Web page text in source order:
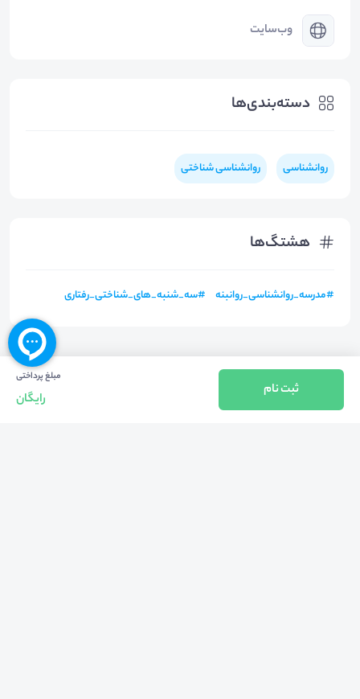
وب‌سایت
دسته‌بندی‌ها
روانشناسی روانشناسی شناختی
هشتگ‌ها
#مدرسه_روانشناسی_روانبنه #سه_شنبه_های_شناختی_رفتاری
مبلغ پرداختی
رایگان
ثبت نام